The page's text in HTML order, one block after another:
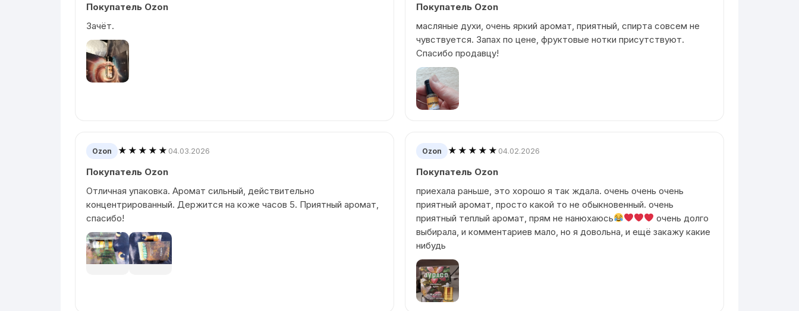
Покупатель Ozon
Зачёт.
Покупатель Ozon
масляные духи, очень яркий аромат, приятный, спирта совсем не
чувствуется. Запах по цене, фруктовые нотки присутствуют.
Спасибо продавцу!
Ozon ★★★★★ 04.03.2026
Покупатель Ozon
Отличная упаковка. Аромат сильный, действительно
концентрированный. Держится на коже часов 5. Приятный аромат,
спасибо!
Ozon ★★★★★ 04.02.2026
Покупатель Ozon
приехала раньше, это хорошо я так ждала. очень очень очень
приятный аромат, просто какой то не обыкновенный. очень
приятный теплый аромат, прям не нанюхаюсь
очень долго
выбирала, и комментариев мало, но я довольна, и ещё закажу какие
нибудь